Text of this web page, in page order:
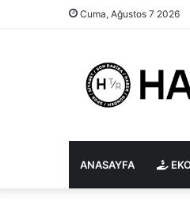
Cuma, Ağustos 7 2026
ANASAYFA